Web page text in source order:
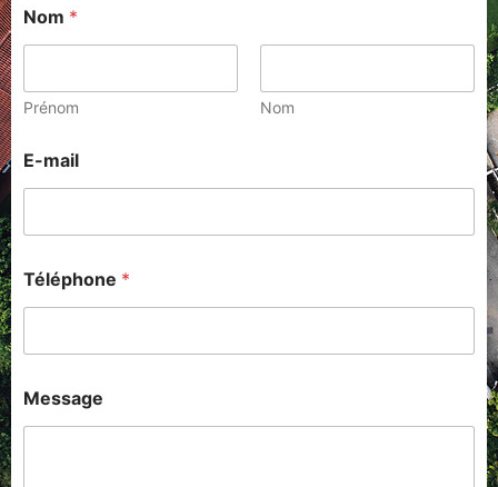
Nom *
Prénom Nom
E-mail
Téléphone *
Message